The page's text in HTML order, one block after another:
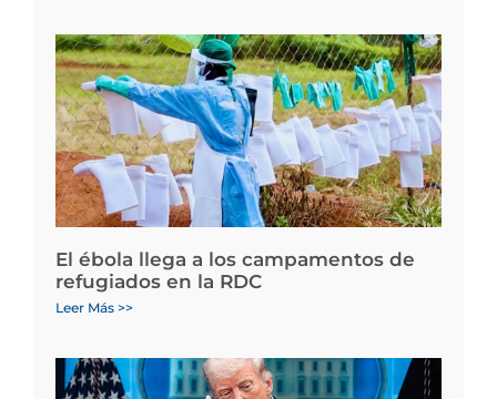
El ébola llega a los campamentos de
refugiados en la RDC
Leer Más >>